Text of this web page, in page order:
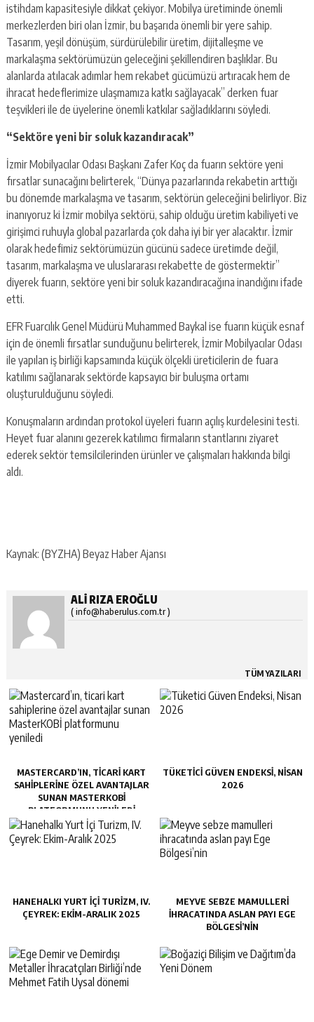
istihdam kapasitesiyle dikkat çekiyor. Mobilya üretiminde önemli
merkezlerden biri olan İzmir, bu başarıda önemli bir yere sahip.
Tasarım, yeşil dönüşüm, sürdürülebilir üretim, dijitalleşme ve
markalaşma sektörümüzün geleceğini şekillendiren başlıklar. Bu
alanlarda atılacak adımlar hem rekabet gücümüzü artıracak hem de
ihracat hedeflerimize ulaşmamıza katkı sağlayacak” derken fuar
teşvikleri ile de üyelerine önemli katkılar sağladıklarını söyledi.
“Sektöre yeni bir soluk kazandıracak”
İzmir Mobilyacılar Odası Başkanı Zafer Koç da fuarın sektöre yeni
fırsatlar sunacağını belirterek, “Dünya pazarlarında rekabetin arttığı
bu dönemde markalaşma ve tasarım, sektörün geleceğini belirliyor. Biz
inanıyoruz ki İzmir mobilya sektörü, sahip olduğu üretim kabiliyeti ve
girişimci ruhuyla global pazarlarda çok daha iyi bir yer alacaktır. İzmir
olarak hedefimiz sektörümüzün gücünü sadece üretimde değil,
tasarım, markalaşma ve uluslararası rekabette de göstermektir”
diyerek fuarın, sektöre yeni bir soluk kazandıracağına inandığını ifade
etti.
EFR Fuarcılık Genel Müdürü Muhammed Baykal ise fuarın küçük esnaf
için de önemli fırsatlar sunduğunu belirterek, İzmir Mobilyacılar Odası
ile yapılan iş birliği kapsamında küçük ölçekli üreticilerin de fuara
katılımı sağlanarak sektörde kapsayıcı bir buluşma ortamı
oluşturulduğunu söyledi.
Konuşmaların ardından protokol üyeleri fuarın açılış kurdelesini testi.
Heyet fuar alanını gezerek katılımcı firmaların stantlarını ziyaret
ederek sektör temsilcilerinden ürünler ve çalışmaları hakkında bilgi
aldı.
Kaynak: (BYZHA) Beyaz Haber Ajansı
ALI RIZA EROĞLU
( info@haberulus.com.tr )
TÜM YAZILARI
MASTERCARD’IN, TICARI KART
SAHIPLERINE ÖZEL AVANTAJLAR
SUNAN MASTERKOBİ
PLATFORMUNU YENILEDI
TÜKETICI GÜVEN ENDEKSI, NISAN
2026
HANEHALKI YURT İÇI TURIZM, IV.
ÇEYREK: EKIM-ARALIK 2025
MEYVE SEBZE MAMULLERI
IHRACATINDA ASLAN PAYI EGE
BÖLGESI’NIN